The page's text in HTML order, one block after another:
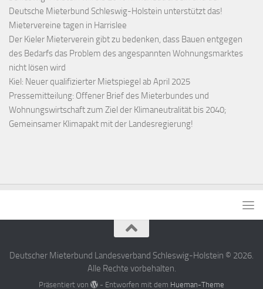
Deutsche Mieterbund Schleswig-Holstein unterstützt das!
Mietervereine tagen in Harrislee
Der Kieler Mieterverein gibt zu bedenken, dass Bauen entgegen
des Bedarfs das Problem des angespannten Wohnungsmarktes
nicht lösen wird
Kiel: Neuer qualifizierter Mietspiegel ab April 2025
Pressemitteilung: Offener Brief des Mieterbundes und
Wohnungswirtschaft zum Ziel der Klimaneutralität bis 2040;
Gemeinsamer Klimapakt mit der Landesregierung!
Deutscher Mieterbund Landesverband Schleswig-Holstein © 2026.
Alle Rechte vorbehalten.
Präsentiert von - Entworfen mit dem Hueman-Theme